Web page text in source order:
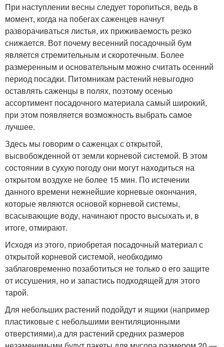
При наступлении весны следует торопиться, ведь в
момент, когда на побегах саженцев начнут
разворачиваться листья, их приживаемость резко
снижается. Вот почему весенний посадочный бум
является стремительным и скоротечным. Более
размеренным и основательным можно считать осенний
период посадки. Питомникам растений невыгодно
оставлять саженцы в полях, поэтому осенью
ассортимент посадочного материала самый широкий,
при этом появляется возможность выбрать самое
лучшее.
Здесь мы говорим о саженцах с открытой,
высвобожденной от земли корневой системой. В этом
состоянии в сухую погоду они могут находиться на
открытом воздухе не более 15 мин. По истечении
данного времени нежнейшие корневые окончания,
которые являются основой корневой системы,
всасывающие воду, начинают просто высыхать и, в
итоге, отмирают.
Исходя из этого, приобретая посадочный материал с
открытой корневой системой, необходимо
заблаговременно позаботиться не только о его защите
от иссушения, но и запастись подходящей для этого
тарой.
Для небольших растений подойдут и ящики (например
пластиковые с небольшими вентиляционными
отверстиями),а для растений средних размеров